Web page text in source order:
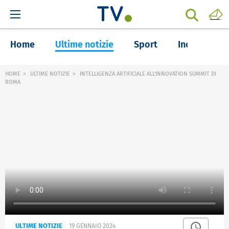
Home Ultime notizie Sport Inchieste
HOME ULTIME NOTIZIE
INTELLIGENZA ARTIFICIALE ALL'INNOVATION SUMMIT DI
ROMA
ULTIME NOTIZIE 19 GENNAIO 2024